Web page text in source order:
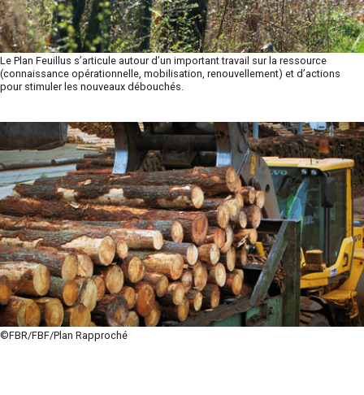
Le Plan Feuillus s’articule autour d’un important travail sur la ressource
(connaissance opérationnelle, mobilisation, renouvellement) et d’actions
pour stimuler les nouveaux débouchés.
©FBR/FBF/Plan Rapproché